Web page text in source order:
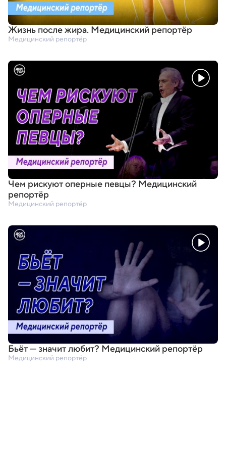
Жизнь после жира. Медицинский репортёр
Медицинский репортёр
Чем рискуют оперные певцы? Медицинский
репортёр
Медицинский репортёр
Бьёт — значит любит? Медицинский репортёр
Медицинский репортёр